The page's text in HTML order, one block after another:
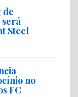
de
Steel
no
FC